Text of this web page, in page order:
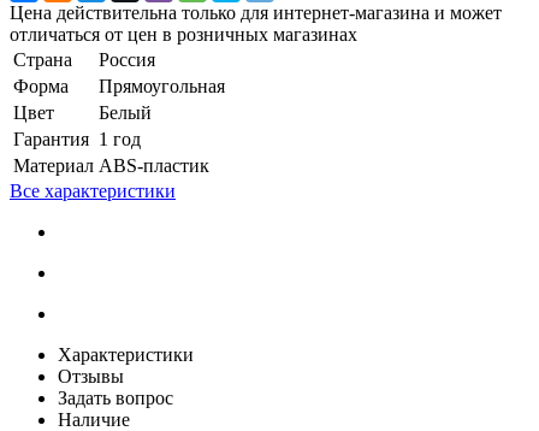
Цена действительна только для интернет-магазина и может
отличаться от цен в розничных магазинах
Страна
Россия
Форма
Прямоугольная
Цвет
Белый
Гарантия 1 год
Материал ABS-пластик
Все характеристики
Характеристики
Отзывы
Задать вопрос
Наличие